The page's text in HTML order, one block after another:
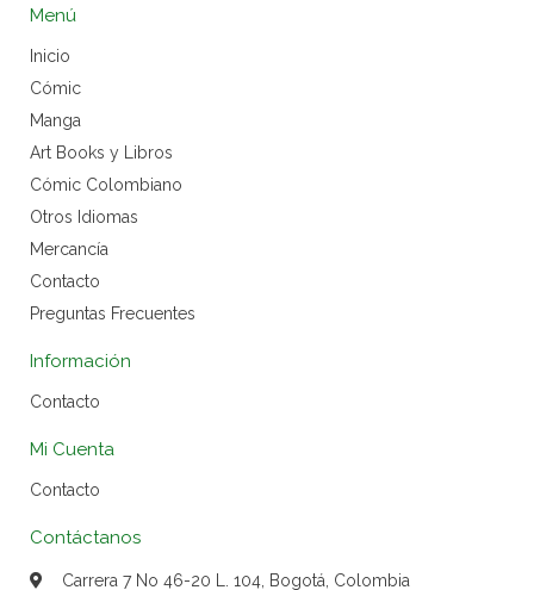
Menú
Inicio
Cómic
Manga
Art Books y Libros
Cómic Colombiano
Otros Idiomas
Mercancía
Contacto
Preguntas Frecuentes
Información
Contacto
Mi Cuenta
Contacto
Contáctanos
Carrera 7 No 46-20 L. 104, Bogotá, Colombia